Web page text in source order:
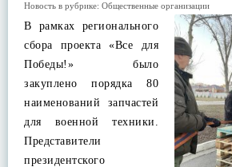
Новость в рубрике: Общественные организации
В рамках регионального
сбора проекта «Все для
Победы!» было
закуплено порядка 80
наименований запчастей
для военной техники.
Представители
президентского